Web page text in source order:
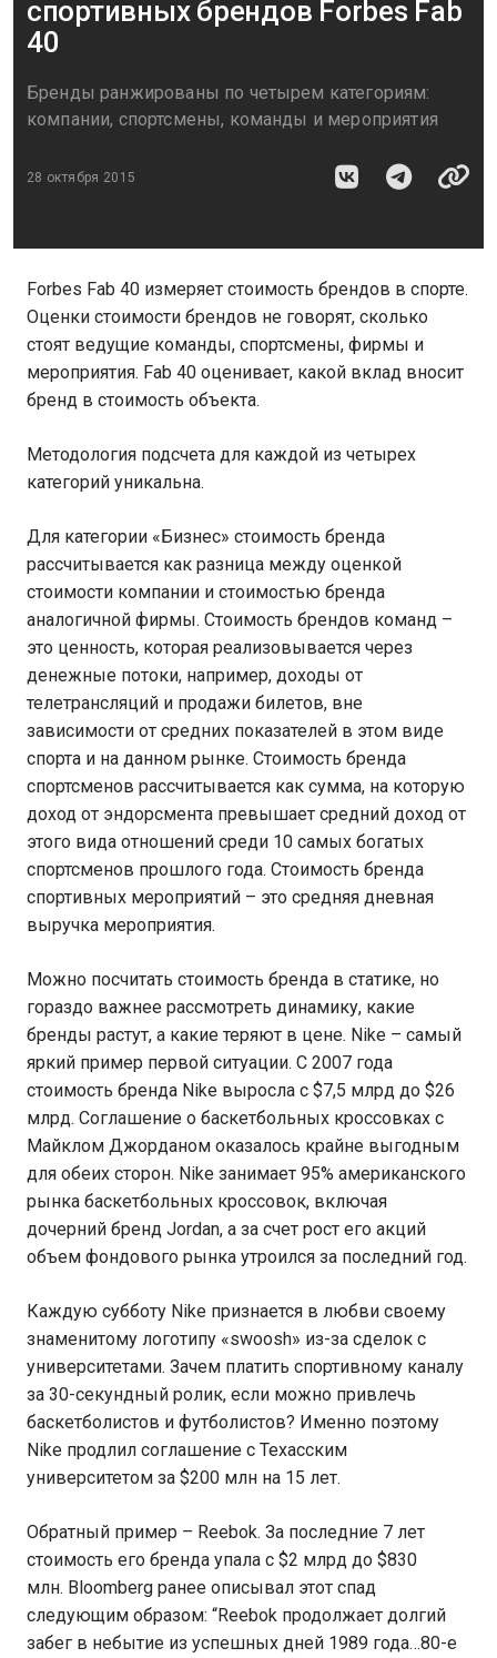
спортивных брендов Forbes Fab
40
Бренды ранжированы по четырем категориям:
компании, спортсмены, команды и мероприятия
28 октября 2015
Forbes Fab 40 измеряет стоимость брендов в спорте.
Оценки стоимости брендов не говорят, сколько
стоят ведущие команды, спортсмены, фирмы и
мероприятия. Fab 40 оценивает, какой вклад вносит
бренд в стоимость объекта.
Методология подсчета для каждой из четырех
категорий уникальна.
Для категории «Бизнес» стоимость бренда
рассчитывается как разница между оценкой
стоимости компании и стоимостью бренда
аналогичной фирмы. Стоимость брендов команд –
это ценность, которая реализовывается через
денежные потоки, например, доходы от
телетрансляций и продажи билетов, вне
зависимости от средних показателей в этом виде
спорта и на данном рынке. Стоимость бренда
спортсменов рассчитывается как сумма, на которую
доход от эндорсмента превышает средний доход от
этого вида отношений среди 10 самых богатых
спортсменов прошлого года. Стоимость бренда
спортивных мероприятий – это средняя дневная
выручка мероприятия.
Можно посчитать стоимость бренда в статике, но
гораздо важнее рассмотреть динамику, какие
бренды растут, а какие теряют в цене. Nike – самый
яркий пример первой ситуации. С 2007 года
стоимость бренда Nike выросла с $7,5 млрд до $26
млрд. Соглашение о баскетбольных кроссовках с
Майклом Джорданом оказалось крайне выгодным
для обеих сторон. Nike занимает 95% американского
рынка баскетбольных кроссовок, включая
дочерний бренд Jordan, а за счет рост его акций
объем фондового рынка утроился за последний год.
Каждую субботу Nike признается в любви своему
знаменитому логотипу «swoosh» из-за сделок с
университетами. Зачем платить спортивному каналу
за 30-секундный ролик, если можно привлечь
баскетболистов и футболистов? Именно поэтому
Nike продлил соглашение с Техасским
университетом за $200 млн на 15 лет.
Обратный пример – Reebok. За последние 7 лет
стоимость его бренда упала с $2 млрд до $830
млн. Bloomberg ранее описывал этот спад
следующим образом: “Reebok продолжает долгий
забег в небытие из успешных дней 1989 года…80-е